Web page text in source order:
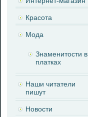
Красота
Мода
Знаменитости в
платках
Наши читатели
пишут
Новости